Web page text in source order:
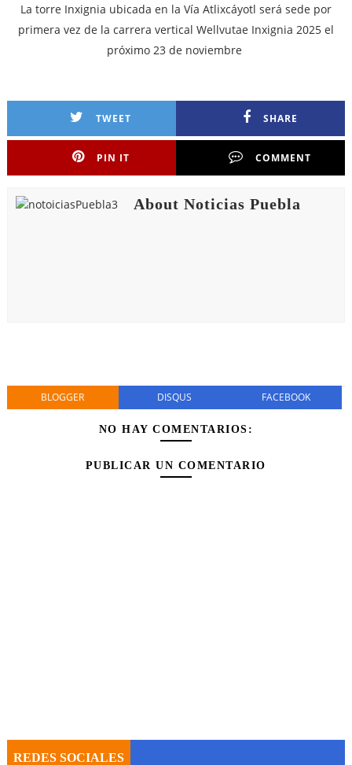
La torre Inxignia ubicada en la Vía Atlixcáyotl será sede por
primera vez de la carrera vertical Wellvutae Inxignia 2025 el
próximo 23 de noviembre
TWEET SHARE
PIN IT COMMENT
About Noticias Puebla
BLOGGER DISQUS FACEBOOK
NO HAY COMENTARIOS:
PUBLICAR UN COMENTARIO
REDES SOCIALES